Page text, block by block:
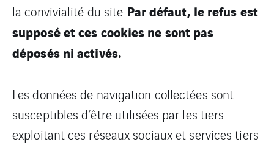
la convivialité du site.Par défaut, le refus est
supposé et ces cookies ne sont pas
déposés ni activés.
Les données de navigation collectées sont
susceptibles d’être utilisées par les tiers
exploitant ces réseaux sociaux et services tiers